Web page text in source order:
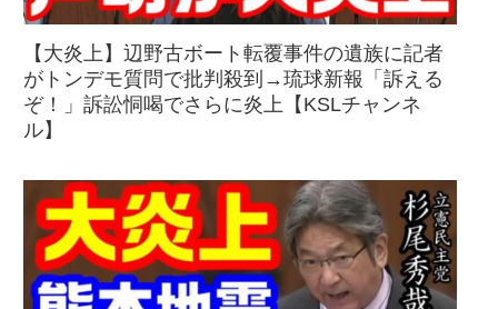
【大炎上】辺野古ボート転覆事件の遺族に記者
がトンデモ質問で批判殺到→琉球新報「訴える
ぞ！」訴訟恫喝でさらに炎上【KSLチャンネ
ル】